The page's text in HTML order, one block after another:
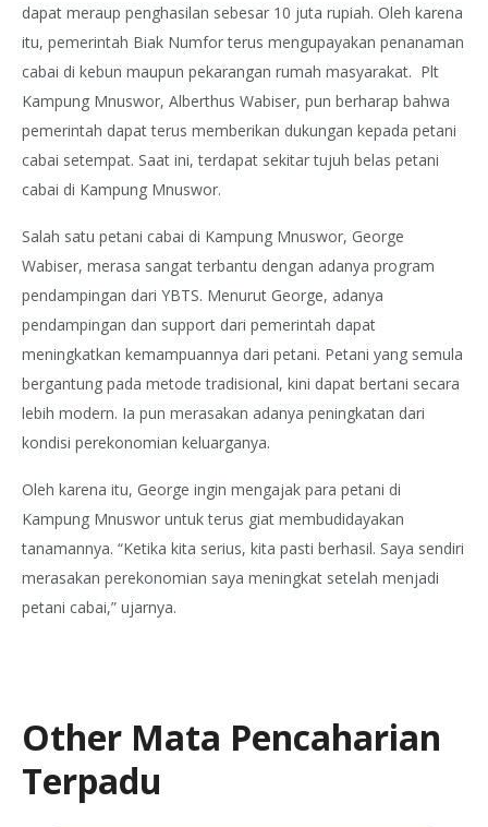
dapat meraup penghasilan sebesar 10 juta rupiah. Oleh karena
itu, pemerintah Biak Numfor terus mengupayakan penanaman
cabai di kebun maupun pekarangan rumah masyarakat. Plt
Kampung Mnuswor, Alberthus Wabiser, pun berharap bahwa
pemerintah dapat terus memberikan dukungan kepada petani
cabai setempat. Saat ini, terdapat sekitar tujuh belas petani
cabai di Kampung Mnuswor.
Salah satu petani cabai di Kampung Mnuswor, George
Wabiser, merasa sangat terbantu dengan adanya program
pendampingan dari YBTS. Menurut George, adanya
pendampingan dan support dari pemerintah dapat
meningkatkan kemampuannya dari petani. Petani yang semula
bergantung pada metode tradisional, kini dapat bertani secara
lebih modern. Ia pun merasakan adanya peningkatan dari
kondisi perekonomian keluarganya.
Oleh karena itu, George ingin mengajak para petani di
Kampung Mnuswor untuk terus giat membudidayakan
tanamannya. “Ketika kita serius, kita pasti berhasil. Saya sendiri
merasakan perekonomian saya meningkat setelah menjadi
petani cabai,” ujarnya.
Other Mata Pencaharian
Terpadu